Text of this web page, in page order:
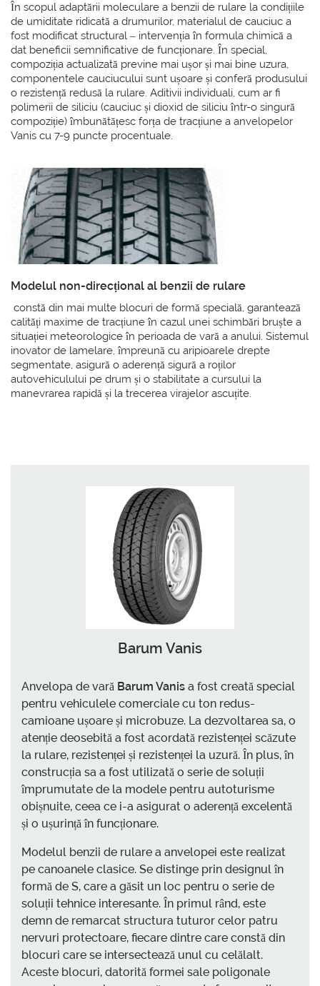
În scopul adaptării moleculare a benzii de rulare la condițiile
de umiditate ridicată a drumurilor, materialul de cauciuc a
fost modificat structural – intervenția în formula chimică a
dat beneficii semnificative de funcționare. În special,
compoziția actualizată previne mai ușor și mai bine uzura,
componentele cauciucului sunt ușoare și conferă produsului
o rezistență redusă la rulare. Aditivii individuali, cum ar fi
polimerii de siliciu (cauciuc și dioxid de siliciu într-o singură
compoziție) îmbunătățesc forța de tracțiune a anvelopelor
Vanis cu 7-9 puncte procentuale.
Modelul non-direcțional al benzii de rulare
constă din mai multe blocuri de formă specială, garantează
calități maxime de tracțiune în cazul unei schimbări bruște a
situației meteorologice în perioada de vară a anului. Sistemul
inovator de lamelare, împreună cu aripioarele drepte
segmentate, asigură o aderență sigură a roților
autovehiculului pe drum și o stabilitate a cursului la
manevrarea rapidă și la trecerea virajelor ascuțite.
Barum Vanis
Anvelopa de vară Barum Vanis a fost creată special
pentru vehiculele comerciale cu ton redus-
camioane ușoare și microbuze. La dezvoltarea sa, o
atenție deosebită a fost acordată rezistenței scăzute
la rulare, rezistenței și rezistenței la uzură. În plus, în
construcția sa a fost utilizată o serie de soluții
împrumutate de la modele pentru autoturisme
obișnuite, ceea ce i-a asigurat o aderență excelentă
și o ușurință în funcționare.
Modelul benzii de rulare a anvelopei este realizat
pe canoanele clasice. Se distinge prin designul în
formă de S, care a găsit un loc pentru o serie de
soluții tehnice interesante. În primul rând, este
demn de remarcat structura tuturor celor patru
nervuri protectoare, fiecare dintre care constă din
blocuri care se intersectează unul cu celălalt.
Aceste blocuri, datorită formei sale poligonale